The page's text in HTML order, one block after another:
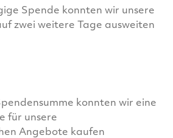
Spende konnten wir unsere
zwei weitere Tage ausweiten
konnten wir eine
für unsere
Angebote kaufen